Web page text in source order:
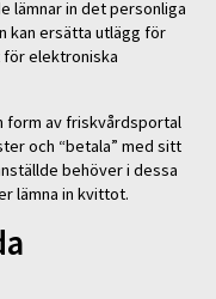
lämnar in det personliga
kan ersätta utlägg för
elektroniska
form av friskvårdsportal
och “betala” med sitt
behöver i dessa
lämna in kvittot.